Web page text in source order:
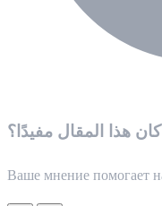
هذا المقال مفيدًا؟
Ваше мнение помогает